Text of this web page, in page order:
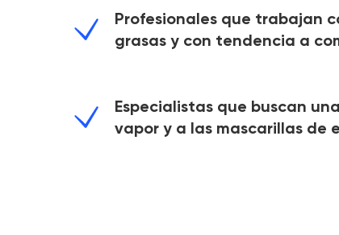
Profesionales que trabajan
grasas y con tendencia a
Especialistas que buscan
vapor y a las mascarillas de